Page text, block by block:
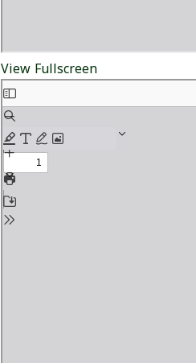
View Fullscreen
Skip
to
PDF
content